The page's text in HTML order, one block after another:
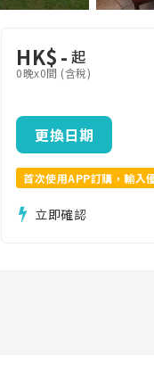
HK$- 起
0晚x0間 (含稅)
更換日期
首次使用APP訂購，輸入
立即確認